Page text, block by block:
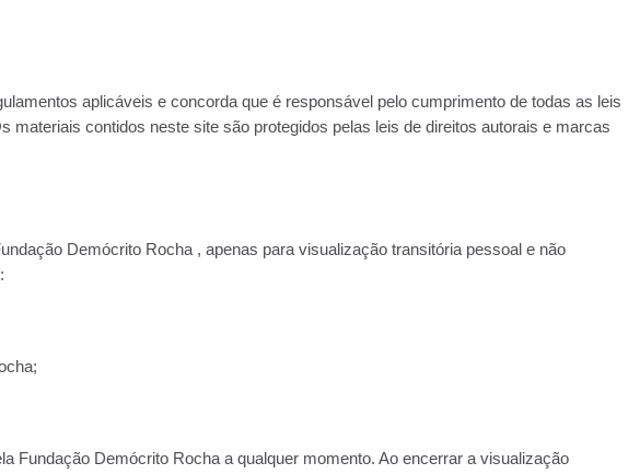
aplicáveis ​​e concorda que é responsável pelo cumprimento de todas as leis
contidos neste site são protegidos pelas leis de direitos autorais e marcas
Demócrito Rocha , apenas para visualização transitória pessoal e não
Fundação Demócrito Rocha a qualquer momento. Ao encerrar a visualização